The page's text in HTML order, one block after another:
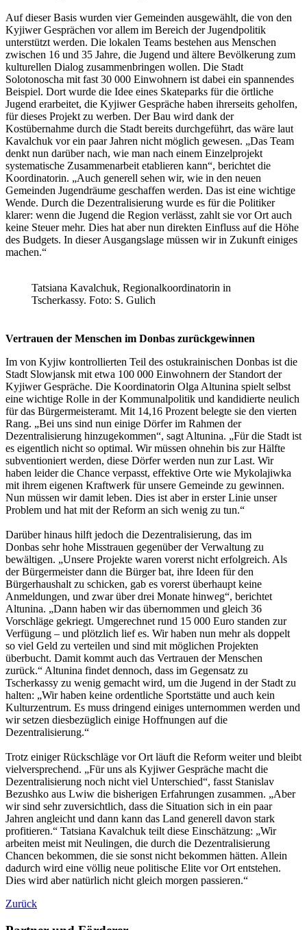
Auf dieser Basis wurden vier Gemeinden ausgewählt, die von den
Kyjiwer Gesprächen vor allem im Bereich der Jugendpolitik
unterstützt werden. Die lokalen Teams bestehen aus Menschen
zwischen 16 und 35 Jahre, die Jugend und ältere Bevölkerung zum
kulturellen Dialog zusammenbringen wollen. Die Stadt
Solotonoscha mit fast 30 000 Einwohnern ist dabei ein spannendes
Beispiel. Dort wurde die Idee eines Skateparks für die örtliche
Jugend erarbeitet, die Kyjiwer Gespräche haben ihrerseits geholfen,
für dieses Projekt zu werben. Der Bau wird dank der
Kostübernahme durch die Stadt bereits durchgeführt, das wäre laut
Kavalchuk vor ein paar Jahren nicht möglich gewesen. „Das Team
denkt nun darüber nach, wie man nach einem Einzelprojekt
systematische Zusammenarbeit etablieren kann“, berichtet die
Koordinatorin. „Auch generell sehen wir, wie in den neuen
Gemeinden Jugendräume geschaffen werden. Das ist eine wichtige
Wende. Durch die Dezentralisierung wurde es für die Politiker
klarer: wenn die Jugend die Region verlässt, zahlt sie vor Ort auch
keine Steuer mehr. Dies hat aber nun direkten Einfluss auf die Höhe
des Budgets. In dieser Ausgangslage müssen wir in Zukunft einiges
machen.“
Tatsiana Kavalchuk, Regionalkoordinatorin in
Tscherkassy. Foto: S. Gulich
Vertrauen der Menschen im Donbas zurückgewinnen
Im von Kyjiw kontrollierten Teil des ostukrainischen Donbas ist die
Stadt Slowjansk mit etwa 100 000 Einwohnern der Standort der
Kyjiwer Gespräche. Die Koordinatorin Olga Altunina spielt selbst
eine wichtige Rolle in der Kommunalpolitik und kandidierte neulich
für das Bürgermeisteramt. Mit 14,16 Prozent belegte sie den vierten
Rang. „Bei uns sind nun einige Dörfer im Rahmen der
Dezentralisierung hinzugekommen“, sagt Altunina. „Für die Stadt ist
es eigentlich nicht so optimal. Wir müssen ohnehin bis zur Hälfte
subventioniert werden, diese Dörfer werden nun zur Last. Wir
haben leider die Chance verpasst, effektive Orte wie Mykolajiwka
mit ihrem eigenen Kraftwerk für unsere Gemeinde zu gewinnen.
Nun müssen wir damit leben. Dies ist aber in erster Linie unser
Problem und hat mit der Reform an sich wenig zu tun.“
Darüber hinaus hilft jedoch die Dezentralisierung, das im
Donbas sehr hohe Misstrauen gegenüber der Verwaltung zu
bewältigen. „Unsere Projekte waren vorerst nicht erfolgreich. Als
der Bürgermeister dann die Bürger bat, ihre Ideen für den
Bürgerhaushalt zu schicken, gab es vorerst überhaupt keine
Anmeldungen, und zwar über drei Monate hinweg“, berichtet
Altunina. „Dann haben wir das übernommen und gleich 36
Vorschläge gekriegt. Umgerechnet rund 15 000 Euro standen zur
Verfügung – und plötzlich lief es. Wir haben nun mehr als doppelt
so viel Geld zu verteilen und sind mit möglichen Projekten
überbucht. Damit kommt auch das Vertrauen der Menschen
zurück.“ Altunina findet dennoch, dass im Gegensatz zu
Tscherkassy zu wenig gemacht wird, um die Jugend in der Stadt zu
halten: „Wir haben keine ordentliche Sportstätte und auch kein
Kulturzentrum. Es muss dringend einiges unternommen werden und
wir setzen diesbezüglich einige Hoffnungen auf die
Dezentralisierung.“
Trotz einiger Rückschläge vor Ort läuft die Reform weiter und bleibt
vielversprechend. „Für uns als Kyjiwer Gespräche macht die
Dezentralisierung noch nicht viel Unterschied“, fasst Stanislav
Bezushko aus Lwiw die bisherigen Erfahrungen zusammen. „Aber
wir sind sehr zuversichtlich, dass die Situation sich in ein paar
Jahren angleicht und dann kann das Land generell davon stark
profitieren.“ Tatsiana Kavalchuk teilt diese Einschätzung: „Wir
arbeiten meist mit Neulingen, die durch die Dezentralisierung
Chancen bekommen, die sie sonst nicht bekommen hätten. Allein
dadurch wird eine völlig neue politische Elite vor Ort entstehen.
Dies wird aber natürlich nicht gleich morgen passieren.“
Zurück